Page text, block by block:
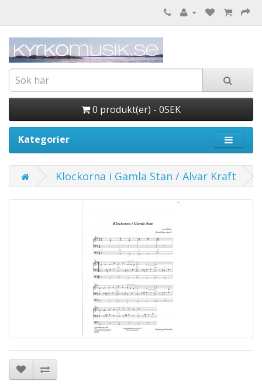
0 produkt(er) - 0SEK
Kategorier
Klockorna i Gamla Stan / Alvar Kraft